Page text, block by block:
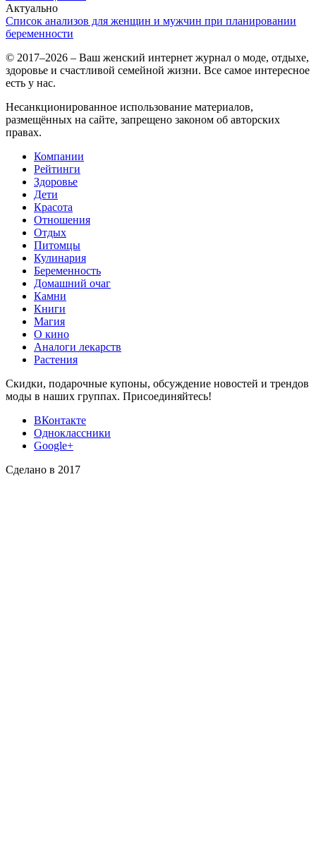
Актуально
Список анализов для женщин и мужчин при планировании
беременности
© 2017–2026 – Ваш женский интернет журнал о моде, отдыхе,
здоровье и счастливой семейной жизни. Все самое интересное
есть у нас.
Несанкционированное использование материалов,
размещённых на сайте, запрещено законом об авторских
правах.
Компании
Рейтинги
Здоровье
Дети
Красота
Отношения
Отдых
Питомцы
Кулинария
Беременность
Домашний очаг
Камни
Книги
Магия
О кино
Аналоги лекарств
Растения
Скидки, подарочные купоны, обсуждение новостей и трендов
моды в наших группах. Присоединяйтесь!
ВКонтакте
Одноклассники
Google+
Сделано в 2017